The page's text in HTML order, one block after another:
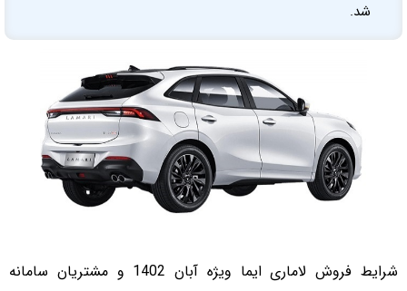
شد.
شرایط فروش لاماری ایما ویژه آبان 1402 و مشتریان سامانه